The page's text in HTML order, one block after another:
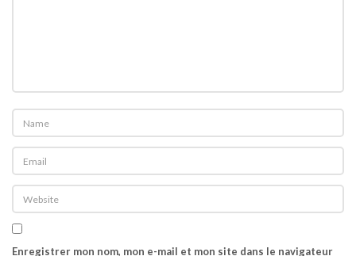
Enregistrer mon nom, mon e-mail et mon site dans le navigateur